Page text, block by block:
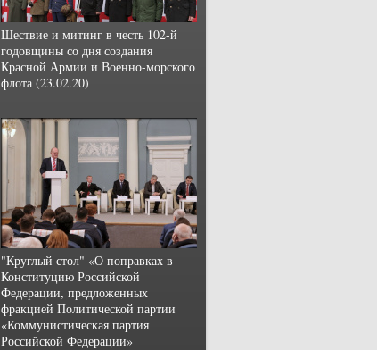
Шествие и митинг в честь 102-й
годовщины со дня создания
Красной Армии и Военно-морского
флота (23.02.20)
"Круглый стол" «О поправках в
Конституцию Российской
Федерации, предложенных
фракцией Политической партии
«Коммунистическая партия
Российской Федерации»